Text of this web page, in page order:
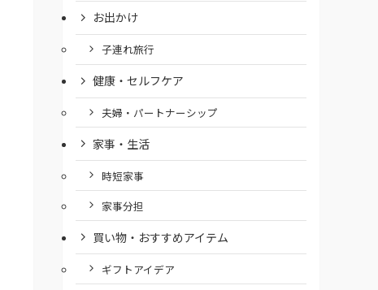
お出かけ
子連れ旅行
健康・セルフケア
夫婦・パートナーシップ
家事・生活
時短家事
家事分担
買い物・おすすめアイテム
ギフトアイデア